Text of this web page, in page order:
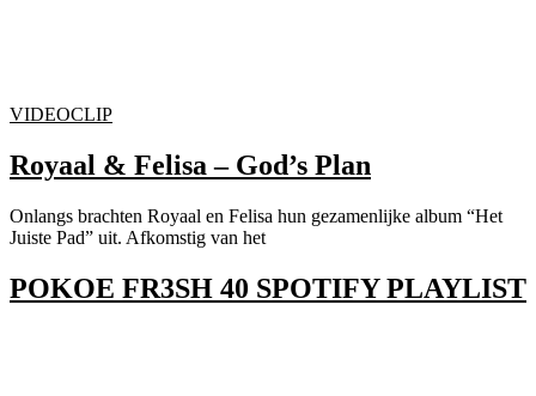
VIDEOCLIP
Royaal & Felisa – God’s Plan
Onlangs brachten Royaal en Felisa hun gezamenlijke album “Het
Juiste Pad” uit. Afkomstig van het
POKOE FR3SH 40 SPOTIFY PLAYLIST